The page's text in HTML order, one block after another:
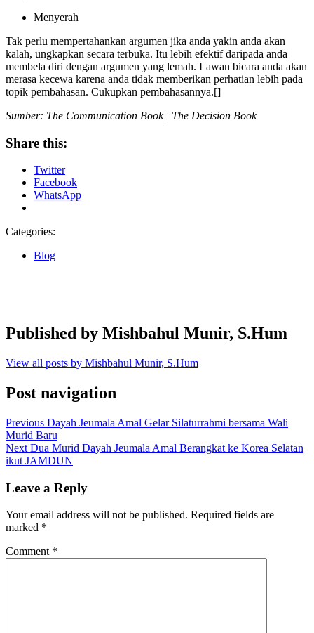
Menyerah
Tak perlu mempertahankan argumen jika anda yakin anda akan
kalah, ungkapkan secara terbuka. Itu lebih efektif daripada anda
membela diri dengan argumen yang lemah. Lawan bicara anda akan
merasa kecewa karena anda tidak memberikan perhatian lebih pada
topik pembahasan. Cukupkan pembahasannya.[]
Sumber: The Communication Book | The Decision Book
Share this:
Twitter
Facebook
WhatsApp
Categories:
Blog
Published by Mishbahul Munir, S.Hum
View all posts by Mishbahul Munir, S.Hum
Post navigation
Previous Dayah Jeumala Amal Gelar Silaturrahmi bersama Wali
Murid Baru
Next Dua Murid Dayah Jeumala Amal Berangkat ke Korea Selatan
ikut JAMDUN
Leave a Reply
Your email address will not be published. Required fields are
marked *
Comment *